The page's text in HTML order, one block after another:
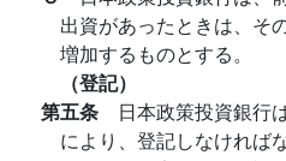
出資があったときは、そ
増加するものとする。
（登記）
第五条 日本政策投資銀行
により、登記しなければ